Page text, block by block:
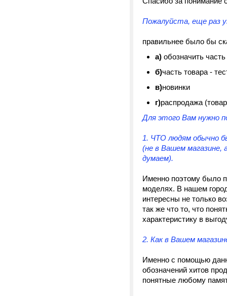
Пожалуйста, еще раз
правильнее было бы
а) обозначить
б)часть товара -
в)новинки
г)распродажа
Для этого Вам нужно
1. ЧТО людям обычно
(не в Вашем магазине,
думаем).
Именно поэтому было
моделях. В нашем
интересны не только
так же что то, что
характеристику в
2. Как в Вашем
Именно с помощью
обозначений хитов
понятные любому